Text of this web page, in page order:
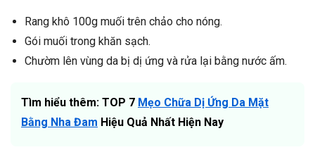
Rang khô 100g muối trên chảo cho nóng.
Gói muối trong khăn sạch.
Chườm lên vùng da bị dị ứng và rửa lại bằng nước ấm.
Tìm hiểu thêm: TOP 7 Mẹo Chữa Dị Ứng Da Mặt
Bằng Nha Đam Hiệu Quả Nhất Hiện Nay